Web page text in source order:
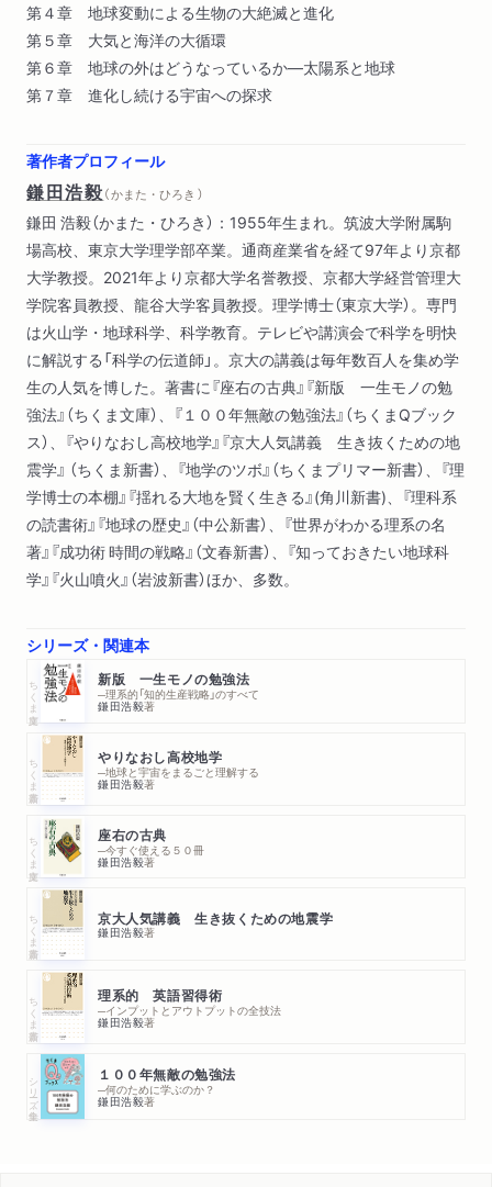
第４章 地球変動による生物の大絶滅と進化
第５章 大気と海洋の大循環
第６章 地球の外はどうなっているか―太陽系と地球
第７章 進化し続ける宇宙への探求
著作者プロフィール
鎌田浩毅（ かまた・ひろき ）
鎌田 浩毅（かまた・ひろき）：1955年生まれ。筑波大学附属駒
場高校、東京大学理学部卒業。通商産業省を経て97年より京都
大学教授。2021年より京都大学名誉教授、京都大学経営管理大
学院客員教授、龍谷大学客員教授。理学博士（東京大学）。専門
は火山学・地球科学、科学教育。テレビや講演会で科学を明快
に解説する「科学の伝道師」。京大の講義は毎年数百人を集め学
生の人気を博した。著書に『座右の古典』『新版 一生モノの勉
強法』（ちくま文庫）、『１００年無敵の勉強法』（ちくまQブック
ス）、『やりなおし高校地学』『京大人気講義 生き抜くための地
震学』 （ちくま新書）、『地学のツボ』（ちくまプリマー新書）、『理
学博士の本棚』『揺れる大地を賢く生きる』(角川新書)、『理科系
の読書術』『地球の歴史』（中公新書）、『世界がわかる理系の名
著』『成功術 時間の戦略』（文春新書）、『知っておきたい地球科
学』『火山噴火』（岩波新書）ほか、多数。
シリーズ・関連本
ちくま文庫 新版 一生モノの勉強法
─理系的「知的生産戦略」のすべて
鎌田浩毅著
ちくま新書 やりなおし高校地学
─地球と宇宙をまるごと理解する
鎌田浩毅著
ちくま文庫 座右の古典
─今すぐ使える５０冊
鎌田浩毅著
ちくま新書 京大人気講義 生き抜くための地震学
鎌田浩毅著
ちくま新書 理系的 英語習得術
─インプットとアウトプットの全技法
鎌田浩毅著
シリーズ・全集 １００年無敵の勉強法
─何のために学ぶのか？
鎌田浩毅著